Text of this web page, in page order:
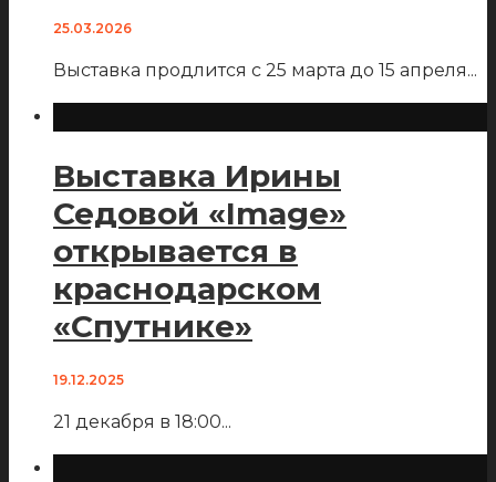
25.03.2026
Выставка продлится с 25 марта до 15 апреля...
Выставка Ирины
Седовой «Image»
открывается в
краснодарском
«Спутнике»
19.12.2025
21 декабря в 18:00...